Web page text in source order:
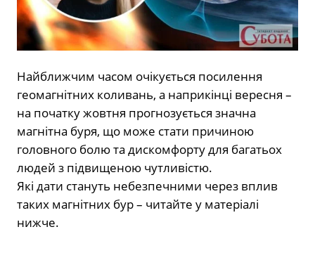
Найближчим часом очікується посилення
геомагнітних коливань, а наприкінці вересня –
на початку жовтня прогнозується значна
магнітна буря, що може стати причиною
головного болю та дискомфорту для багатьох
людей з підвищеною чутливістю.
Які дати стануть небезпечними через вплив
таких магнітних бур – читайте у матеріалі
нижче.